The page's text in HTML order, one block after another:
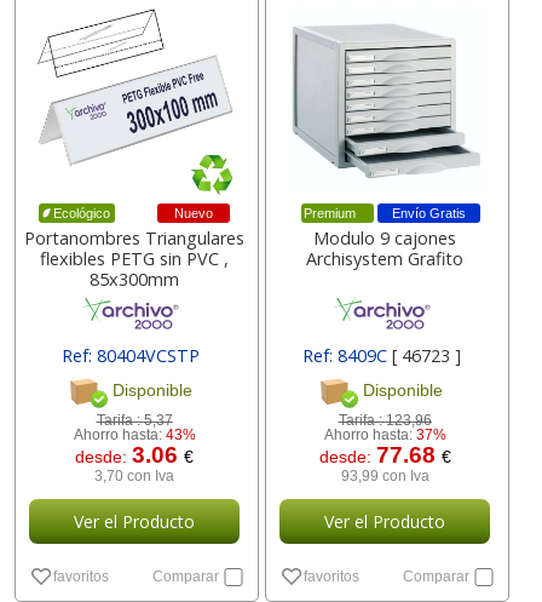
Ecológico Nuevo
Portanombres Triangulares
flexibles PETG sin PVC ,
85x300mm
Ref: 80404VCSTP
[ 174547 ]
Disponible
Tarifa :5,37
Ahorro hasta: 43%
desde:3.06€
3,70 con Iva
Ver el Producto
favoritos Comparar
Envío Gratis
Premium
Modulo 9 cajones
Archisystem Grafito
Ref: 8409C [ 46723 ]
Disponible
Tarifa :123,96
Ahorro hasta: 37%
desde: 77.68 €
93,99 con Iva
Ver el Producto
favoritos Comparar